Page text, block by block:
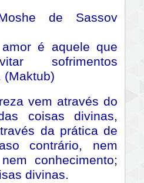
de Sassov
é aquele que
sofrimentos
(Maktub)
vem através do
coisas divinas,
da prática de
contrário, nem
conhecimento;
divinas.